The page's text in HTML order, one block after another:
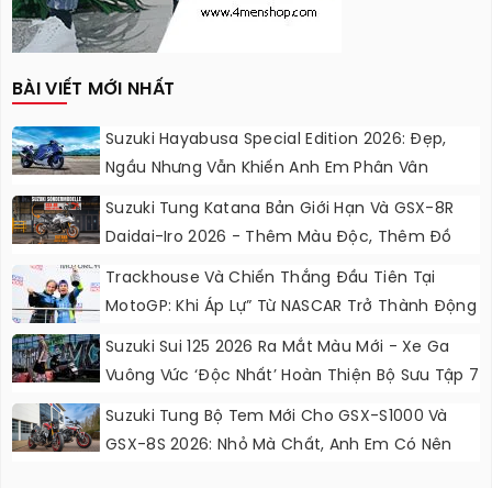
BÀI VIẾT MỚI NHẤT
Suzuki Hayabusa Special Edition 2026: Đẹp,
Ngầu Nhưng Vẫn Khiến Anh Em Phân Vân
Suzuki Tung Katana Bản Giới Hạn Và GSX-8R
Daidai-Iro 2026 - Thêm Màu Độc, Thêm Đồ
Chơi, Thêm Cá Tính
Trackhouse Và Chiến Thắng Đầu Tiên Tại
MotoGP: Khi Áp Lự” Từ NASCAR Trở Thành Động
Suzuki Sui 125 2026 Ra Mắt Màu Mới - Xe Ga
Vuông Vức ‘độc Nhất’ Hoàn Thiện Bộ Sưu Tập 7
Suzuki Tung Bộ Tem Mới Cho GSX-S1000 Và
GSX-8S 2026: Nhỏ Mà Chất, Anh Em Có Nên